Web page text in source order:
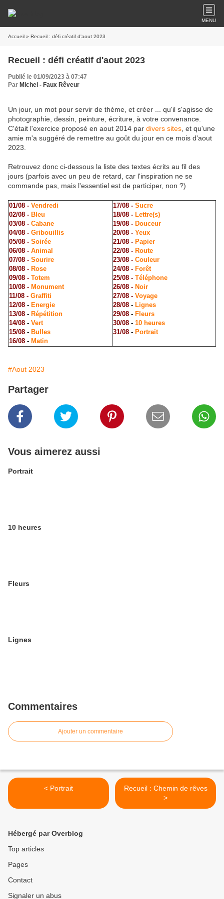
MENU
Accueil » Recueil : défi créatif d'aout 2023
Recueil : défi créatif d'aout 2023
Publié le 01/09/2023 à 07:47
Par Michel - Faux Rêveur
Un jour, un mot pour servir de thème, et créer ... qu'il s'agisse de
photographie, dessin, peinture, écriture, à votre convenance.
C'était l'exercice proposé en aout 2014 par divers sites , et qu'une
amie m'a suggéré de remettre au goût du jour en ce mois d'aout
2023.
Retrouvez donc ci-dessous la liste des textes écrits au fil des
jours (parfois avec un peu de retard, car l'inspiration ne se
commande pas, mais l'essentiel est de participer, non ?)
01/08 - Vendredi
02/08 - Bleu
03/08 - Cabane
04/08 - Gribouillis
05/08 - Soirée
06/08 - Animal
07/08 - Sourire
08/08 - Rose
09/08 - Totem
10/08 - Monument
11/08 - Graffiti
12/08 - Energie
13/08 - Répétition
14/08 - Vert
15/08 - Bulles
16/08 - Matin
17/08 - Sucre
18/08 - Lettre(s)
19/08 - Douceur
20/08 - Yeux
21/08 - Papier
22/08 - Route
23/08 - Couleur
24/08 - Forêt
25/08 - Téléphone
26/08 - Noir
27/08 - Voyage
28/08 - Lignes
29/08 - Fleurs
30/08 - 10 heures
31/08 - Portrait
#Aout 2023
Partager
Vous aimerez aussi
Portrait
10 heures
Fleurs
Lignes
Commentaires
Ajouter un commentaire
< Portrait
Recueil : Chemin de rêves
>
Hébergé par Overblog
Top articles
Pages
Contact
Signaler un abus